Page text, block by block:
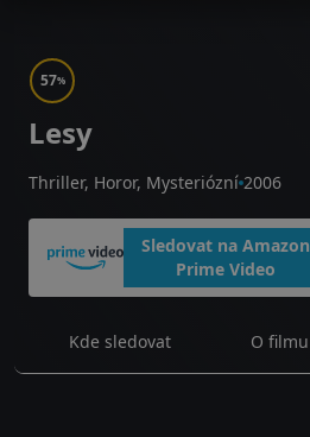
57%
Lesy
Thriller, Horor, Mysteriózní 2006
Sledovat na Amazon
Prime Video
Kde sledovat O filmu